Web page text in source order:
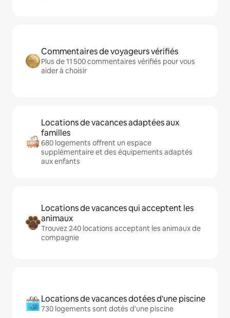
Commentaires de voyageurs vérifiés
Plus de 11 500 commentaires vérifiés pour vous
aider à choisir
Locations de vacances adaptées aux
familles
680 logements offrent un espace
supplémentaire et des équipements adaptés
aux enfants
Locations de vacances qui acceptent les
animaux
Trouvez 240 locations acceptant les animaux de
compagnie
Locations de vacances dotées d'une piscine
730 logements sont dotés d'une piscine